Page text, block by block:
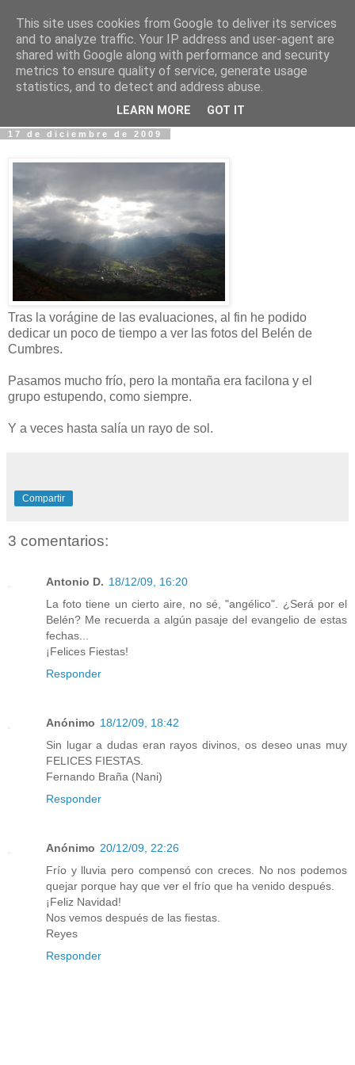
Fotos y Cosas
Miguel Sáenz de Santa María Elizalde
"Un blog es como un diario, pero sin candado".
17 de diciembre de 2009
Tras la vorágine de las evaluaciones, al fin he podido
dedicar un poco de tiempo a ver las fotos del Belén de
Cumbres.
Pasamos mucho frío, pero la montaña era facilona y el
grupo estupendo, como siempre.
Y a veces hasta salía un rayo de sol.
Compartir
3 comentarios:
Antonio D. 18/12/09, 16:20
La foto tiene un cierto aire, no sé, "angélico". ¿Será por el
Belén? Me recuerda a algún pasaje del evangelio de estas
fechas...
¡Felices Fiestas!
Responder
Anónimo 18/12/09, 18:42
Sin lugar a dudas eran rayos divinos, os deseo unas muy
FELICES FIESTAS.
Fernando Braña (Nani)
Responder
Anónimo 20/12/09, 22:26
Frío y lluvia pero compensó con creces. No nos podemos
quejar porque hay que ver el frío que ha venido después.
¡Feliz Navidad!
Nos vemos después de las fiestas.
Reyes
Responder
This site uses cookies from Google to deliver its services
and to analyze traffic. Your IP address and user-agent are
shared with Google along with performance and security
metrics to ensure quality of service, generate usage
statistics, and to detect and address abuse.
LEARN MORE GOT IT